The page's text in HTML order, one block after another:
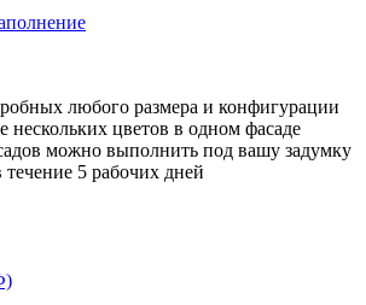
любого размера и конфигурации
нескольких цветов в одном фасаде
можно выполнить под вашу задумку
течение 5 рабочих дней